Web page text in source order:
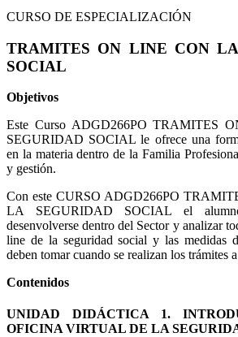
CURSO DE ESPECIALIZACIÓN
TRAMITES ON LINE CON
SOCIAL
Objetivos
Este Curso ADGD266PO TRAMITES
SEGURIDAD SOCIAL le ofrece una
en la materia dentro de la Familia
y gestión.
Con este CURSO ADGD266PO
LA SEGURIDAD SOCIAL el
desenvolverse dentro del Sector y analizar
line de la seguridad social y las medidas
deben tomar cuando se realizan los trámites
Contenidos
UNIDAD DIDÁCTICA 1.
OFICINA VIRTUAL DE LA